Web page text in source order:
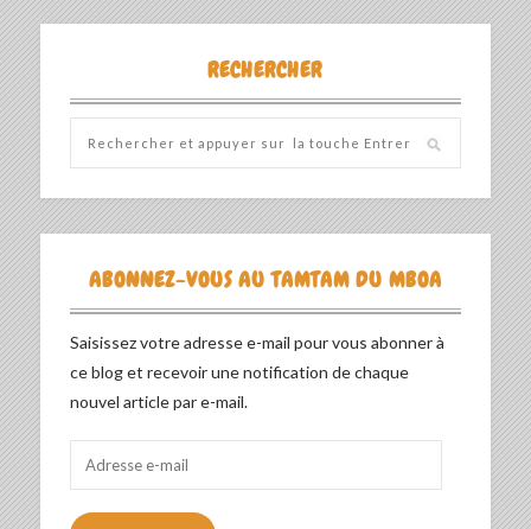
RECHERCHER
ABONNEZ-VOUS AU TAMTAM DU MBOA
Saisissez votre adresse e-mail pour vous abonner à
ce blog et recevoir une notification de chaque
nouvel article par e-mail.
mail